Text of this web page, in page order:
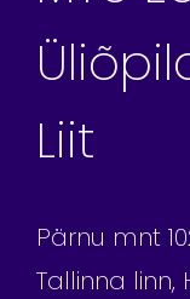
Liit
Pärnu mnt
Tallinna linn,